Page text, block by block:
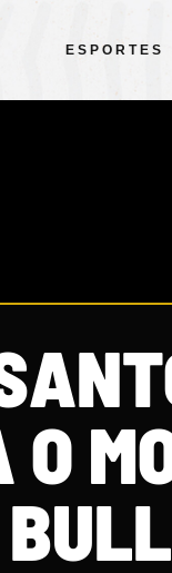
ESPORTES